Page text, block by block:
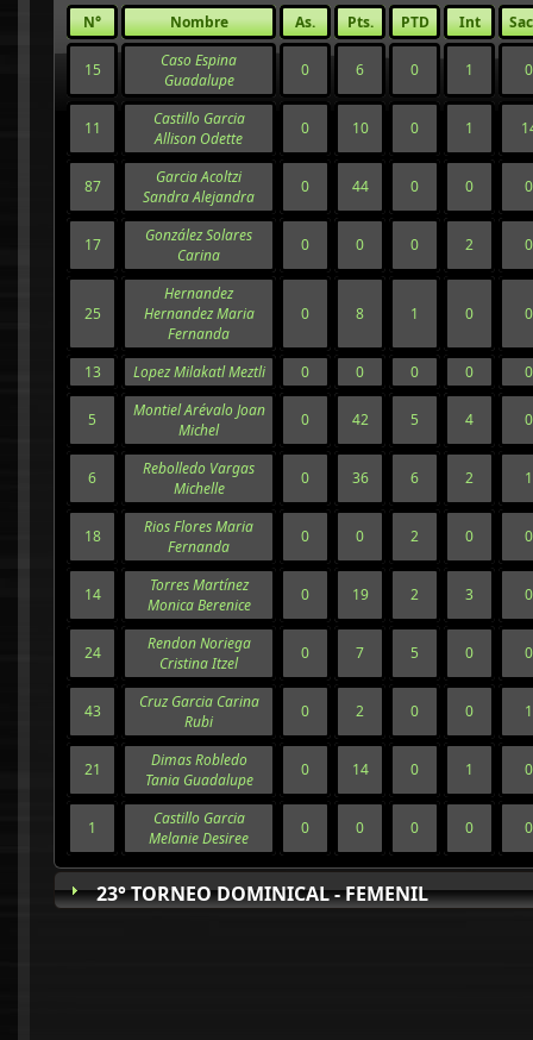
N° Nombre As. Pts. PTD Int
15
Caso Espina
Guadalupe
0 6 0 1 0
11
Castillo Garcia
Allison Odette
0 10 0 1
87
Garcia Acoltzi
Sandra Alejandra
0 44 0 0 0
17
González Solares
Carina
0 0 0 2 0
25
Hernandez
Hernandez Maria
Fernanda
0 8 1 0 0
13 Lopez Milakatl Meztli 0 0 0 0 0
5
Montiel Arévalo Joan
Michel
0 42 5 4 0
6
Rebolledo Vargas
Michelle
0 36 6 2 1
18
Rios Flores Maria
Fernanda
0 0 2 0 0
14
Torres Martínez
Monica Berenice
0 19 2 3 0
24
Rendon Noriega
Cristina Itzel
0 7 5 0 0
43
Cruz Garcia Carina
Rubi
0 2 0 0 1
21
Dimas Robledo
Tania Guadalupe
0 14 0 1 0
1
Castillo Garcia
Melanie Desiree
0 0 0 0 0
23° TORNEO DOMINICAL - FEMENIL